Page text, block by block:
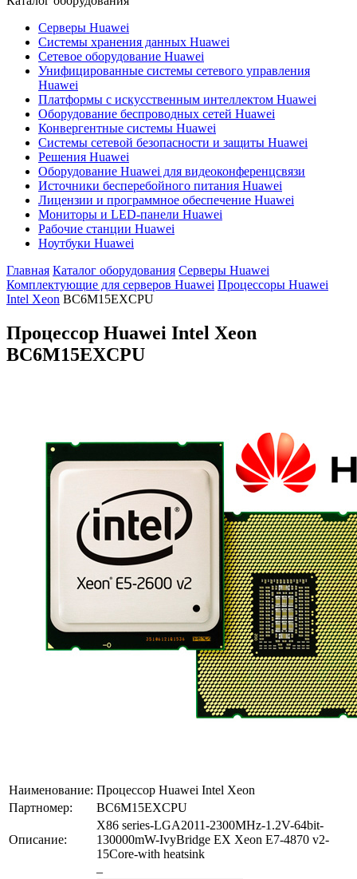
Серверы Huawei
Системы хранения данных Huawei
Сетевое оборудование Huawei
Унифицированные системы сетевого управления
Huawei
Платформы с искусственным интеллектом Huawei
Оборудование беспроводных сетей Huawei
Конвергентные системы Huawei
Системы сетевой безопасности и защиты Huawei
Решения Huawei
Оборудование Huawei для видеоконференцсвязи
Источники бесперебойного питания Huawei
Лицензии и программное обеспечение Huawei
Мониторы и LED-панели Huawei
Рабочие станции Huawei
Ноутбуки Huawei
Главная Каталог оборудования Серверы Huawei
Комплектующие для серверов Huawei Процессоры Huawei
Intel Xeon BC6M15EXCPU
Процессор Huawei Intel Xeon
BC6M15EXCPU
Наименование: Процессор Huawei Intel Xeon
Партномер:
BC6M15EXCPU
Описание:
X86 series-LGA2011-2300MHz-1.2V-64bit-
130000mW-IvyBridge EX Xeon E7-4870 v2-
15Core-with heatsink
–